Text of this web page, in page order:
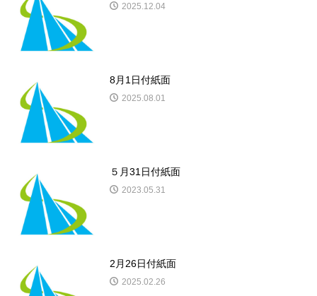
2025.12.04
8月1日付紙面
2025.08.01
５月31日付紙面
2023.05.31
2月26日付紙面
2025.02.26